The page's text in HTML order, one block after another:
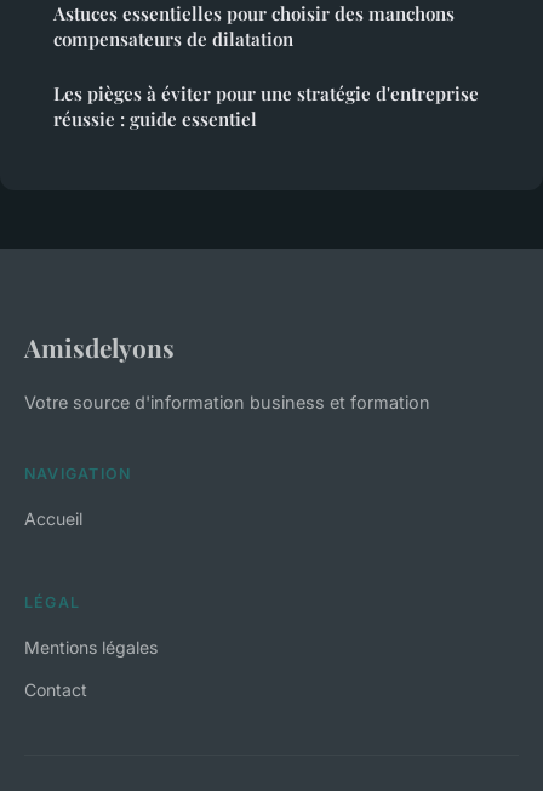
Astuces essentielles pour choisir des manchons
compensateurs de dilatation
Les pièges à éviter pour une stratégie d'entreprise
réussie : guide essentiel
Amisdelyons
Votre source d'information business et formation
NAVIGATION
Accueil
LÉGAL
Mentions légales
Contact